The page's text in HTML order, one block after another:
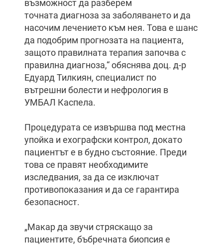
възможност да разберем
точната диагноза за заболяването и да
насочим лечението към нея. Това е шанс
да подобрим прогнозата на пациента,
защото правилната терапия започва с
правилна диагноза,“ обяснява доц. д-р
Едуард Тилкиян, специалист по
вътрешни болести и нефрология в
УМБАЛ Каспела.
Процедурата се извършва под местна
упойка и ехографски контрол, докато
пациентът е в будно състояние. Преди
това се правят необходимите
изследвания, за да се изключат
противопоказания и да се гарантира
безопасност.
„Макар да звучи стряскащо за
пациентите, бъбречната биопсия е